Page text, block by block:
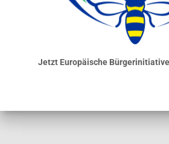
Jetzt Europäische